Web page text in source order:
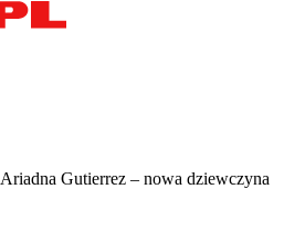
Ariadna Gutierrez – nowa dziewczyna